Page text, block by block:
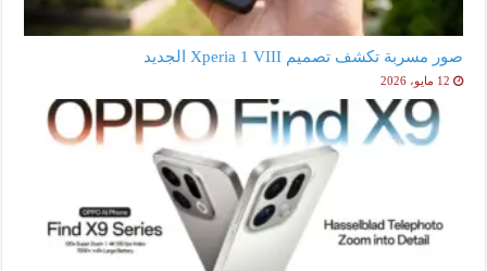
صور مسربة تكشف تصميم Xperia 1 VIII الجديد
12 مايو، 2026